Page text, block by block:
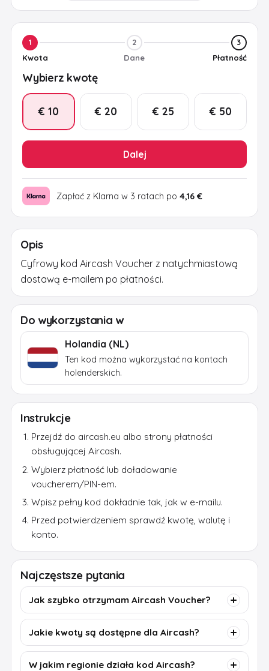
1
Kwota
2
Dane
3
Płatność
Wybierz kwotę
€ 10 € 20 € 25 € 50
Dalej
Zapłać z Klarna w 3 ratach po 4,16 €
Opis
Cyfrowy kod Aircash Voucher z natychmiastową
dostawą e-mailem po płatności.
Do wykorzystania w
Holandia (NL)
Ten kod można wykorzystać na kontach
holenderskich.
Instrukcje
Przejdź do aircash.eu albo strony płatności
obsługującej Aircash.
Wybierz płatność lub doładowanie
voucherem/PIN-em.
Wpisz pełny kod dokładnie tak, jak w e-mailu.
Przed potwierdzeniem sprawdź kwotę, walutę i
konto.
Najczęstsze pytania
Jak szybko otrzymam Aircash Voucher?
Jakie kwoty są dostępne dla Aircash?
W jakim regionie działa kod Aircash?